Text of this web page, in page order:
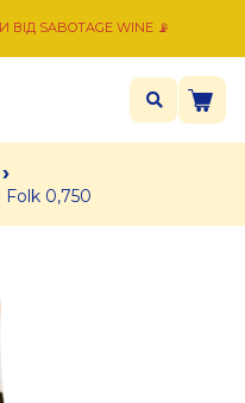
SABOTAGE WINE 📡
›
0,750